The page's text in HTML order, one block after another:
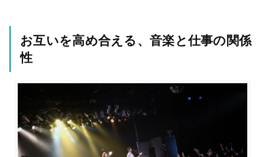
お互いを高め合える、音楽と仕事の関係
性